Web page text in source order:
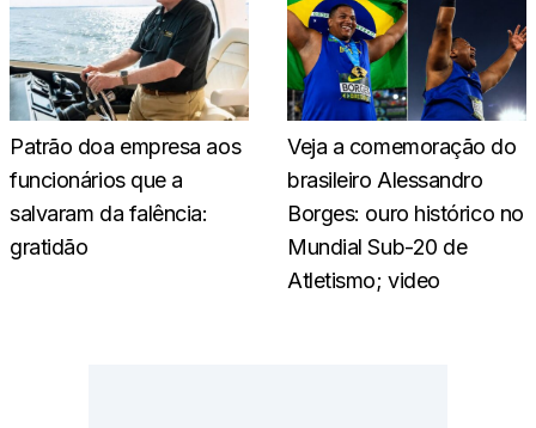
Patrão doa empresa aos
funcionários que a
salvaram da falência:
gratidão
Veja a comemoração do
brasileiro Alessandro
Borges: ouro histórico no
Mundial Sub-20 de
Atletismo; video